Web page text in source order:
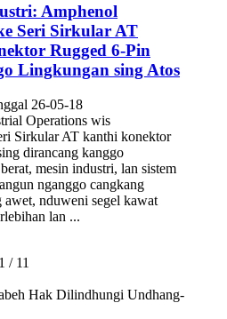
Amphenol
Seri Sirkular AT
Rugged 6-Pin
Lingkungan sing Atos
26-05-18
Operations wis
Sirkular AT kanthi konektor
dirancang kanggo
mesin industri, lan sistem
nganggo cangkang
awet, nduweni segel kawat
lan ...
/ 11
Hak Dilindhungi Undhang-